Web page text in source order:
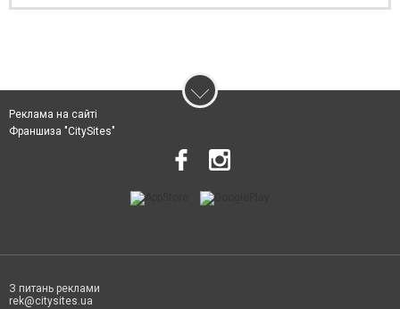
Реклама на сайті
Франшиза "CitySites"
З питань реклами
rek@citysites.ua